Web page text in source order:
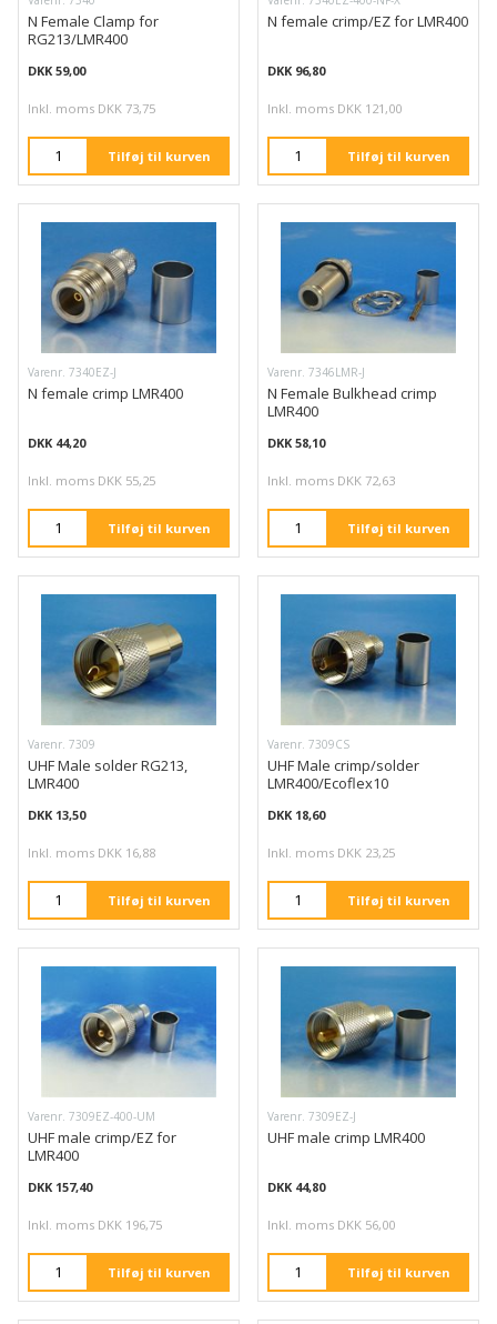
N Female Clamp for
RG213/LMR400
DKK 59,00
Inkl. moms DKK 73,75
Tilføj til kurven
N female crimp/EZ for LMR400
DKK 96,80
Inkl. moms DKK 121,00
Tilføj til kurven
Varenr. 7340EZ-J
N female crimp LMR400
DKK 44,20
Inkl. moms DKK 55,25
Tilføj til kurven
Varenr. 7346LMR-J
N Female Bulkhead crimp
LMR400
DKK 58,10
Inkl. moms DKK 72,63
Tilføj til kurven
Varenr. 7309
UHF Male solder RG213,
LMR400
DKK 13,50
Inkl. moms DKK 16,88
Tilføj til kurven
Varenr. 7309CS
UHF Male crimp/solder
LMR400/Ecoflex10
DKK 18,60
Inkl. moms DKK 23,25
Tilføj til kurven
Varenr. 7309EZ-400-UM
UHF male crimp/EZ for
LMR400
DKK 157,40
Inkl. moms DKK 196,75
Tilføj til kurven
Varenr. 7309EZ-J
UHF male crimp LMR400
DKK 44,80
Inkl. moms DKK 56,00
Tilføj til kurven